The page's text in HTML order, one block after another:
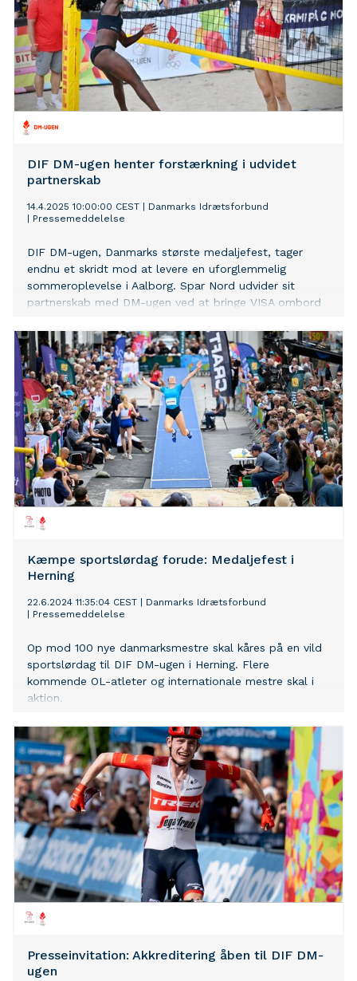
DIF DM-ugen henter forstærkning i udvidet
partnerskab
14.4.2025 10:00:00 CEST
Danmarks Idrætsforbund
Pressemeddelelse
DIF DM-ugen, Danmarks største medaljefest, tager
endnu et skridt mod at levere en uforglemmelig
sommeroplevelse i Aalborg. Spar Nord udvider sit
partnerskab med DM-ugen ved at bringe VISA ombord
den landsdækkende synlighed.
Kæmpe sportslørdag forude: Medaljefest i
Herning
22.6.2024 11:35:04 CEST
Danmarks Idrætsforbund
Pressemeddelelse
Op mod 100 nye danmarksmestre skal kåres på en vild
sportslørdag til DIF DM-ugen i Herning. Flere
kommende OL-atleter og internationale mestre skal i
aktion.
Presseinvitation: Akkreditering åben til DIF DM-
ugen